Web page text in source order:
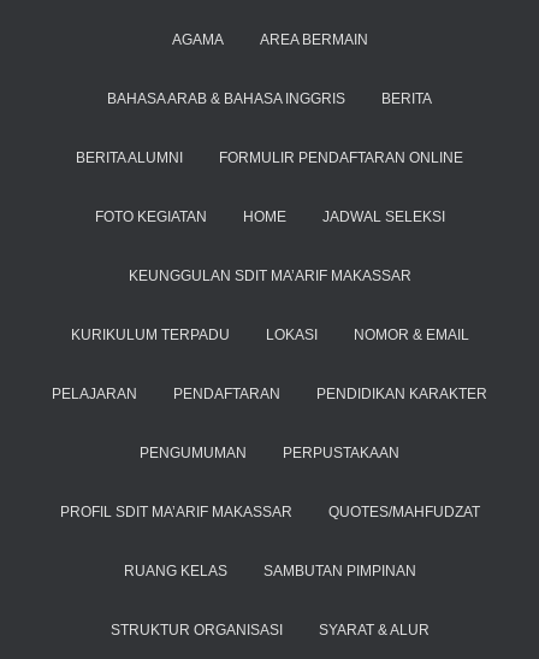
AGAMA AREA BERMAIN
BAHASA ARAB & BAHASA INGGRIS BERITA
BERITA ALUMNI FORMULIR PENDAFTARAN ONLINE
FOTO KEGIATAN HOME JADWAL SELEKSI
KEUNGGULAN SDIT MA’ARIF MAKASSAR
KURIKULUM TERPADU LOKASI NOMOR & EMAIL
PELAJARAN PENDAFTARAN PENDIDIKAN KARAKTER
PENGUMUMAN PERPUSTAKAAN
PROFIL SDIT MA’ARIF MAKASSAR QUOTES/MAHFUDZAT
RUANG KELAS SAMBUTAN PIMPINAN
STRUKTUR ORGANISASI SYARAT & ALUR